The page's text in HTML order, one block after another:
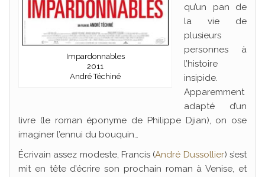
Impardonnables
2011
André Téchiné
qu’un pan de
la vie de
plusieurs
personnes à
l’histoire
insipide.
Apparemment
adapté d’un
livre (le roman éponyme de Philippe Djian), on ose
imaginer l’ennui du bouquin…
Écrivain assez modeste, Francis (André Dussollier) s’est
mit en tête d’écrire son prochain roman à Venise, et